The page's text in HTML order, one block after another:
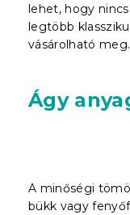
lehet, hogy
legtöbb
vásárolható meg.
Ágy
A minőségi
bükk vagy